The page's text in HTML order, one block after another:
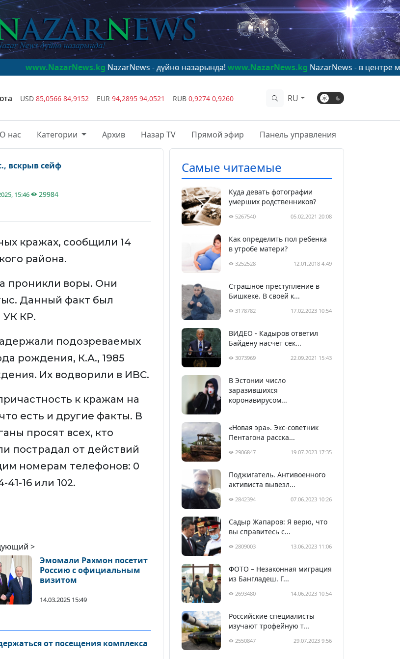
NazarNews - дүйнө назарында! www.NazarNews.kgNazarNews - в центре мирового
USD 85,0566 84,9152 EUR 94,2895 94,0521 RUB 0,9274 0,9260 RU
О нас Категории Архив Назар TV Прямой эфир Панель управления
вскрыв сейф
15:46
29984
кражах, сообщили 14
района.
проникли воры. Они
Данный факт был
УК КР.
подозреваемых
рождения, К.А., 1985
Их водворили в ИВС.
к кражам на
есть и другие факты. В
просят всех, кто
пострадал от действий
номерам телефонов: 0
41-16 или 102.
>
Эмомали Рахмон посетит
Россию с официальным
визитом
14.03.2025 15:49
от посещения комплекса
Самые читаемые
Куда девать фотографии
умерших родственников?
5267540 05.02.2021 20:08
Как определить пол ребенка
в утробе матери?
3252528 12.01.2018 4:49
Страшное преступление в
Бишкеке. В своей к...
3178782 17.02.2023 10:54
ВИДЕО - Кадыров ответил
Байдену насчет сек...
3073969 22.09.2021 15:43
В Эстонии число
заразившихся
коронавирусом...
«Новая эра». Экс-советник
Пентагона расска...
2906847 19.07.2023 17:35
Поджигатель. Антивоенного
активиста вывезл...
2842394 07.06.2023 10:26
Садыр Жапаров: Я верю, что
вы справитесь с...
2809003 13.06.2023 11:06
ФОТО – Незаконная миграция
из Бангладеш. Г...
2693480 14.06.2023 10:54
Российские специалисты
изучают трофейную т...
2550847 29.07.2023 9:56